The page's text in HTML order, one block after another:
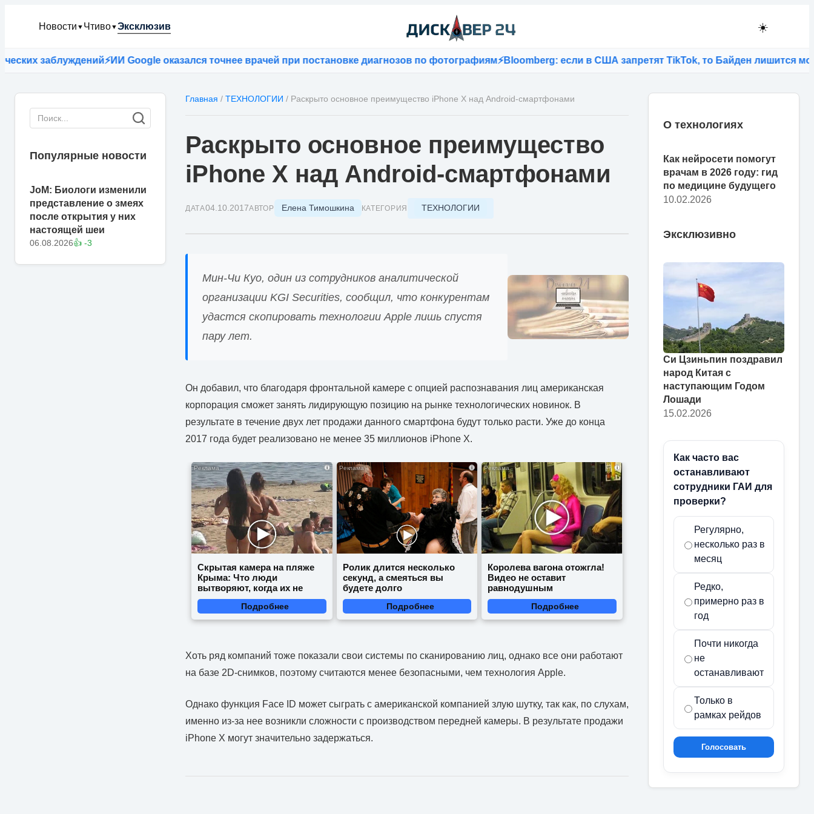
Новости ▼ Чтиво▼Эксклюзив ☀️
заблуждений⚡ИИ Google оказался точнее врачей при постановке диагнозов по фотографиям⚡Bloomberg: если в США запретят TikTok, то Байден лишится молодых
Популярные новости
JoM: Биологи изменили
представление о змеях
после открытия у них
настоящей шеи
06.08.2026👍 -3
Главная / ТЕХНОЛОГИИ / Раскрыто основное преимущество iPhone X над Android-смартфонами
Раскрыто основное преимущество
iPhone X над Android-смартфонами
ДАТА04.10.2017АВТОР Елена Тимошкина КАТЕГОРИЯ ТЕХНОЛОГИИ
Мин-Чи Куо, один из сотрудников аналитической
организации KGI Securities, сообщил, что конкурентам
удастся скопировать технологии Apple лишь спустя
пару лет.
Он добавил, что благодаря фронтальной камере с опцией распознавания лиц американская
корпорация сможет занять лидирующую позицию на рынке технологических новинок. В
результате в течение двух лет продажи данного смартфона будут только расти. Уже до конца
2017 года будет реализовано не менее 35 миллионов iPhone X.
i
Скрытая камера на пляже
Крыма: Что люди
вытворяют, когда их не
видят...
Подробнее
i
Ролик длится несколько
секунд, а смеяться вы
будете долго
Подробнее
i
Королева вагона отожгла!
Видео не оставит
равнодушным
Подробнее
Хоть ряд компаний тоже показали свои системы по сканированию лиц, однако все они работают
на базе 2D-снимков, поэтому считаются менее безопасными, чем технология Apple.
Однако функция Face ID может сыграть с американской компанией злую шутку, так как, по слухам,
именно из-за нее возникли сложности с производством передней камеры. В результате продажи
iPhone X могут значительно задержаться.
О технологиях
Как нейросети помогут
врачам в 2026 году: гид
по медицине будущего
10.02.2026
Эксклюзивно
Си Цзиньпин поздравил
народ Китая с
наступающим Годом
Лошади
15.02.2026
Как часто вас
останавливают
сотрудники ГАИ для
проверки?
Регулярно,
несколько раз в
месяц
Редко,
примерно раз в
год
Почти никогда
не
останавливают
Только в
рамках рейдов
Голосовать